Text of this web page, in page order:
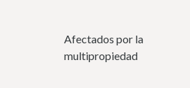
Afectados por la
multipropiedad